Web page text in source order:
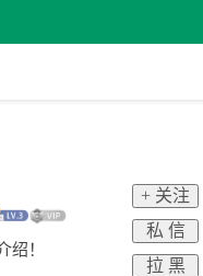
绍！
+ 关注
私 信
拉 黑